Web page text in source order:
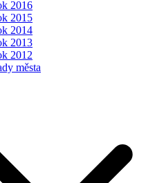
2016
2015
2014
2013
2012
města